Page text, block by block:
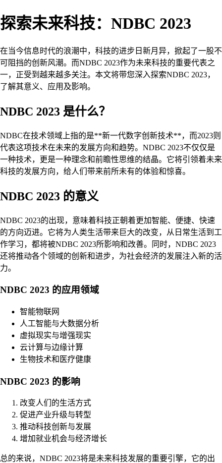
探索未来科技：NDBC 2023
在当今信息时代的浪潮中，科技的进步日新月异，掀起了一股不
可阻挡的创新风潮。而NDBC 2023作为未来科技的重要代表之
一，正受到越来越多关注。本文将带您深入探索NDBC 2023，
了解其意义、应用及影响。
NDBC 2023 是什么？
NDBC在技术领域上指的是**新一代数字创新技术**，而2023则
代表这项技术在未来的发展方向和趋势。NDBC 2023不仅仅是
一种技术，更是一种理念和前瞻性思维的结晶。它将引领着未来
科技的发展方向，给人们带来前所未有的体验和惊喜。
NDBC 2023 的意义
NDBC 2023的出现，意味着科技正朝着更加智能、便捷、快速
的方向迈进。它将为人类生活带来巨大的改变，从日常生活到工
作学习，都将被NDBC 2023所影响和改善。同时，NDBC 2023
还将推动各个领域的创新和进步，为社会经济的发展注入新的活
力。
NDBC 2023 的应用领域
智能物联网
人工智能与大数据分析
虚拟现实与增强现实
云计算与边缘计算
生物技术和医疗健康
NDBC 2023 的影响
改变人们的生活方式
促进产业升级与转型
推动科技创新与发展
增加就业机会与经济增长
总的来说，NDBC 2023将是未来科技发展的重要引擎，它的出